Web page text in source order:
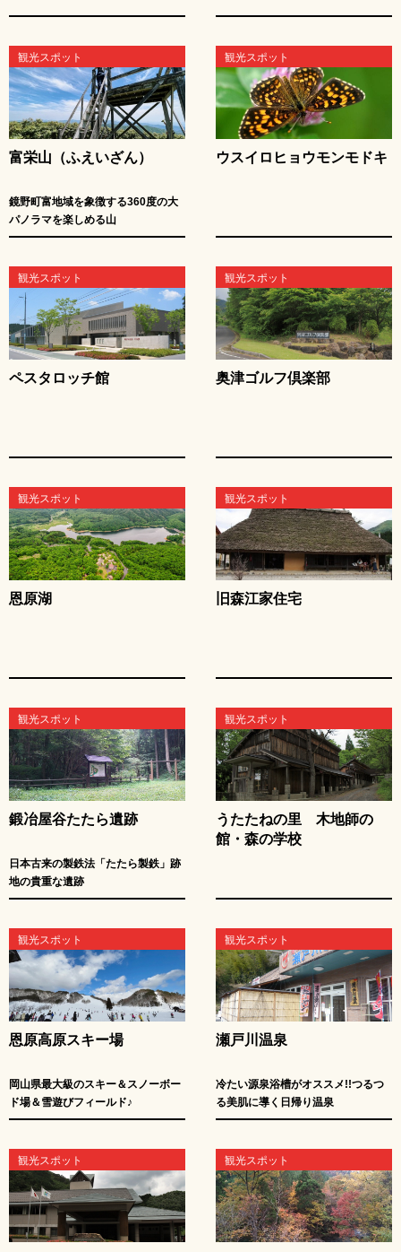
観光スポット
富栄山（ふえいざん）
鏡野町富地域を象徴する360度の大
パノラマを楽しめる山
観光スポット
ウスイロヒョウモンモドキ
観光スポット
ペスタロッチ館
観光スポット
奥津ゴルフ倶楽部
観光スポット
恩原湖
観光スポット
旧森江家住宅
観光スポット
鍛冶屋谷たたら遺跡
日本古来の製鉄法「たたら製鉄」跡
地の貴重な遺跡
観光スポット
うたたねの里 木地師の
館・森の学校
観光スポット
恩原高原スキー場
岡山県最大級のスキー＆スノーボー
ド場＆雪遊びフィールド♪
観光スポット
瀬戸川温泉
冷たい源泉浴槽がオススメ!!つるつ
る美肌に導く日帰り温泉
観光スポット 観光スポット